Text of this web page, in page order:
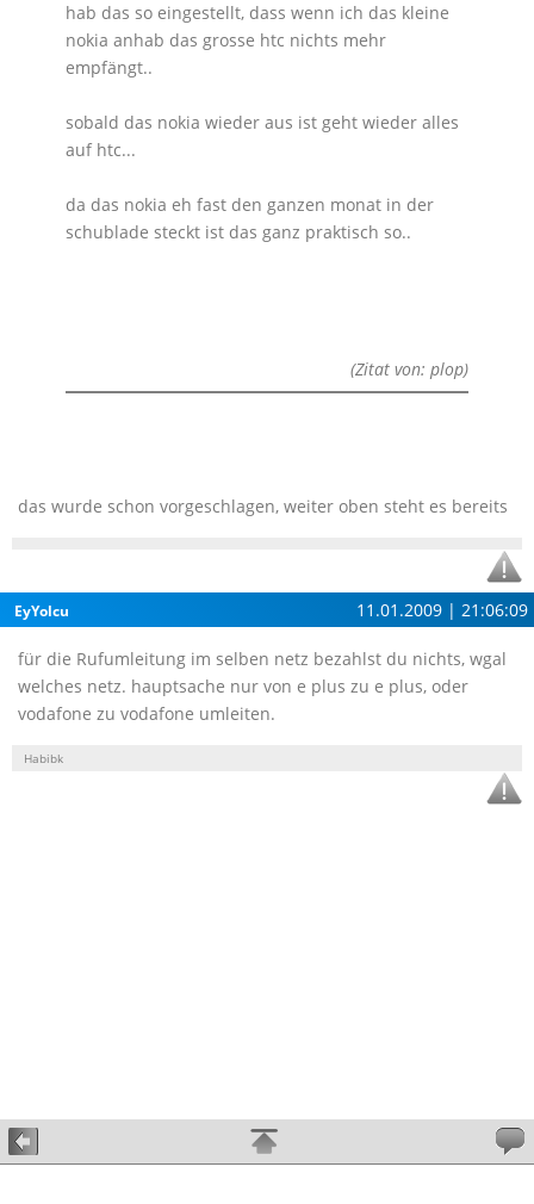
hab das so eingestellt, dass wenn ich das kleine
nokia anhab das grosse htc nichts mehr
empfängt..
sobald das nokia wieder aus ist geht wieder alles
auf htc...
da das nokia eh fast den ganzen monat in der
schublade steckt ist das ganz praktisch so..
(Zitat von: plop)
das wurde schon vorgeschlagen, weiter oben steht es bereits
EyYolcu 11.01.2009 | 21:06:09
für die Rufumleitung im selben netz bezahlst du nichts, wgal
welches netz. hauptsache nur von e plus zu e plus, oder
vodafone zu vodafone umleiten.
Habibk